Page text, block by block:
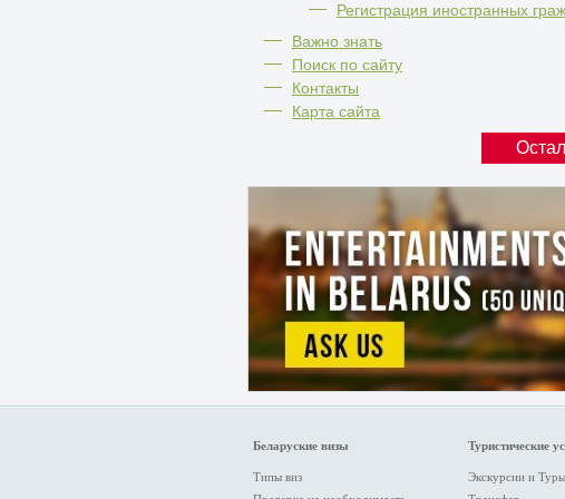
Регистрация иностранных
Важно знать
Поиск по сайту
Контакты
Карта сайта
Беларуские визы
Типы виз
Туристические
Экскурсии и Туры